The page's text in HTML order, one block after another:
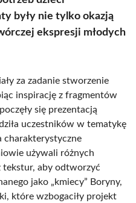
były nie tylko okazją
ekspresji młodych
za zadanie stworzenie
inspirację z fragmentów
się prezentacją
uczestników w tematykę
charakterystyczne
używali różnych
tekstur, aby odtworzyć
jako „kmiecy” Boryny,
które wzbogaciły projekt